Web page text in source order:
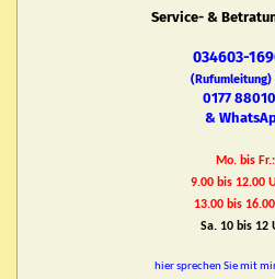
Service- &
034603-
(Rufumleitung)
0177
&
Mo. bis Fr.:
9.00 bis 12.00
13.00 bis
Sa. 10 bis 12
hier sprechen Sie mit